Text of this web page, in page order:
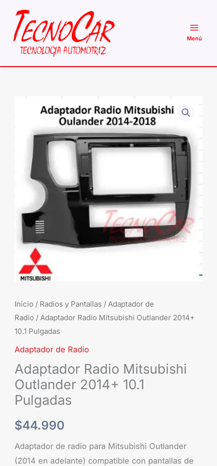
contenido
Inicio / Radios y Pantallas / Adaptador de
Radio / Adaptador Radio Mitsubishi Outlander 2014+
10.1 Pulgadas
Adaptador de Radio
Adaptador Radio Mitsubishi
Outlander 2014+ 10.1
Pulgadas
$44.990
Adaptador de radio para Mitsubishi Outlander
(2014 en adelante) compatible con pantallas de
Mitsubishi
Outlander
2014+
Pulgadas
cantidad